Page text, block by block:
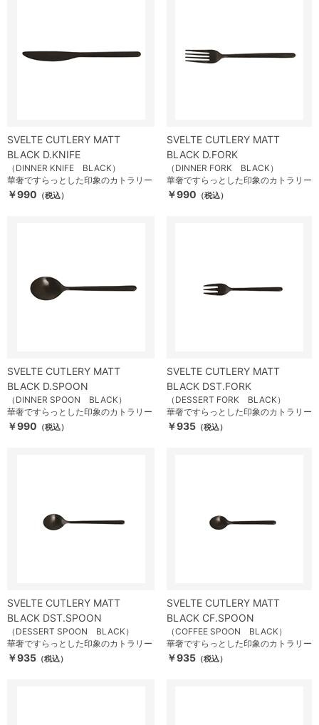
SVELTE CUTLERY MATT
BLACK D.KNIFE
（DINNER KNIFE BLACK）
華奢ですらっとした印象のカトラリー
￥990 （税込）
SVELTE CUTLERY MATT
BLACK D.FORK
（DINNER FORK BLACK）
華奢ですらっとした印象のカトラリー
￥990 （税込）
SVELTE CUTLERY MATT
BLACK D.SPOON
（DINNER SPOON BLACK）
華奢ですらっとした印象のカトラリー
￥990 （税込）
SVELTE CUTLERY MATT
BLACK DST.FORK
（DESSERT FORK BLACK）
華奢ですらっとした印象のカトラリー
￥935 （税込）
SVELTE CUTLERY MATT
BLACK DST.SPOON
（DESSERT SPOON BLACK）
華奢ですらっとした印象のカトラリー
￥935 （税込）
SVELTE CUTLERY MATT
BLACK CF.SPOON
（COFFEE SPOON BLACK）
華奢ですらっとした印象のカトラリー
￥935 （税込）